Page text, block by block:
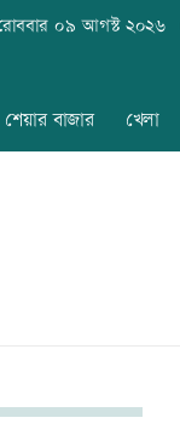
০৯ আগস্ট ২০২৬
শেয়ার বাজার খেলা